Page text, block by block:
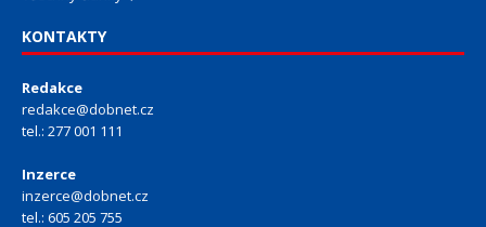
KONTAKTY
Redakce
redakce@dobnet.cz
tel.: 277 001 111
Inzerce
inzerce@dobnet.cz
tel.: 605 205 755